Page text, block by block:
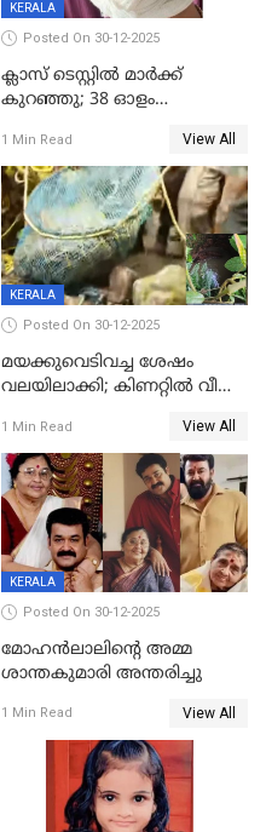
KERALA
Posted On 30-12-2025
ക്ലാസ് ടെസ്റ്റിൽ മാർക്ക്
കുറഞ്ഞു; 38 ഓളം
സെന്ററിലെ അധ്യാപകന്‍
മർദിച്ചതായി പരാതി
1 Min Read View All
KERALA
Posted On 30-12-2025
മയക്കുവെടിവച്ച ശേഷം
വലയിലാക്കി; കിണറ്റിൽ വീണ
1 Min Read View All
KERALA
Posted On 30-12-2025
മോഹന്‍ലാലിന്‍റെ അമ്മ
ശാന്തകുമാരി അന്തരിച്ചു
1 Min Read View All